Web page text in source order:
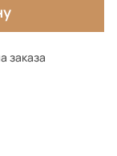
заказа